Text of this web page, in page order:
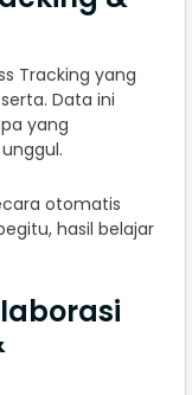
Tracking yang
Data ini
yang
otomatis
hasil belajar